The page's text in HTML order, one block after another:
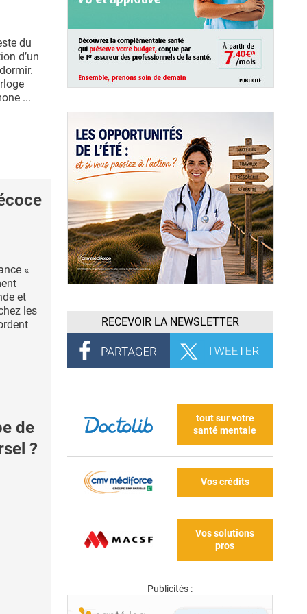
du
d’un
...
«
et
les
de
?
RECEVOIR LA NEWSLETTER
tout sur votre
santé mentale
Vos crédits
Vos solutions
pros
Publicités :